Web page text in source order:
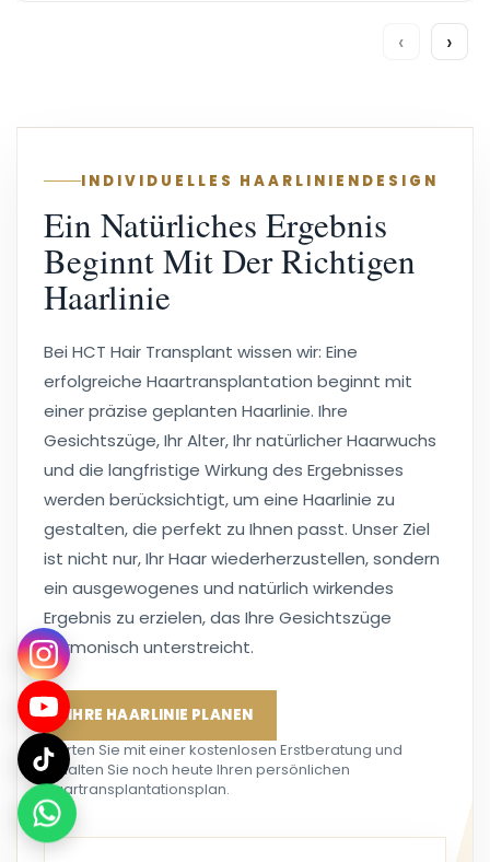
‹ ›
INDIVIDUELLES HAARLINIENDESIGN
Ein Natürliches Ergebnis
Beginnt Mit Der Richtigen
Haarlinie
Bei HCT Hair Transplant wissen wir: Eine
erfolgreiche Haartransplantation beginnt mit
einer präzise geplanten Haarlinie. Ihre
Gesichtszüge, Ihr Alter, Ihr natürlicher Haarwuchs
und die langfristige Wirkung des Ergebnisses
werden berücksichtigt, um eine Haarlinie zu
gestalten, die perfekt zu Ihnen passt. Unser Ziel
ist nicht nur, Ihr Haar wiederherzustellen, sondern
ein ausgewogenes und natürlich wirkendes
Ergebnis zu erzielen, das Ihre Gesichtszüge
harmonisch unterstreicht.
IHRE HAARLINIE PLANEN
Starten Sie mit einer kostenlosen Erstberatung und
erhalten Sie noch heute Ihren persönlichen
Haartransplantationsplan.